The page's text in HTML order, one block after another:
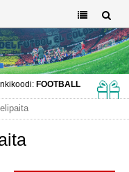
FOOTBALL